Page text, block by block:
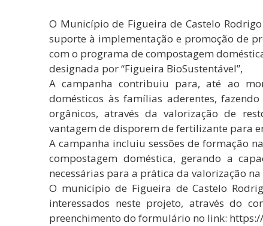
O Município de Figueira de Castelo
suporte à implementação e promoção de
com o programa de compostagem
designada por “Figueira BioSustentável”,
A campanha contribuiu para, até ao
domésticos às famílias aderentes,
orgânicos, através da valorização de
vantagem de disporem de fertilizante para
A campanha incluiu sessões de formação
compostagem doméstica, gerando a
necessárias para a prática da valorização
O município de Figueira de Castelo
interessados neste projeto, através do
preenchimento do formulário no link: https://